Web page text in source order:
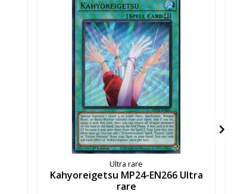
Ultra rare
Kahyoreigetsu MP24-EN266 Ultra
rare